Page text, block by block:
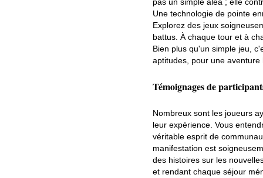
Une technologie de pointe
Explorez des jeux
battus. À chaque tour et à
Bien plus qu'un simple jeu,
aptitudes, pour une
Témoignages de
Nombreux sont les joueurs
leur expérience. Vous
véritable esprit de
manifestation est
des histoires sur les
et rendant chaque séjour